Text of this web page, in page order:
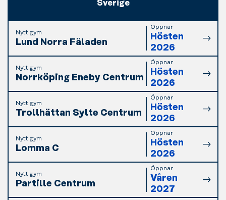
Sverige
Nytt gym
Lund Norra Fäladen
Öppnar
Hösten
2026
Nytt gym
Norrköping Eneby Centrum
Öppnar
Hösten
2026
Nytt gym
Trollhättan Sylte Centrum
Öppnar
Hösten
2026
Nytt gym
Lomma C
Öppnar
Hösten
2026
Nytt gym
Partille Centrum
Öppnar
Våren
2027